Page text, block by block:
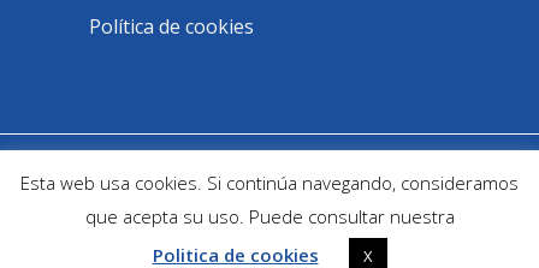
Política de cookies
@ Parques Infantiles Inclusivos -
Developed by Ofitec
Esta web usa cookies. Si continúa navegando, consideramos
que acepta su uso. Puede consultar nuestra
Politica de cookies
X